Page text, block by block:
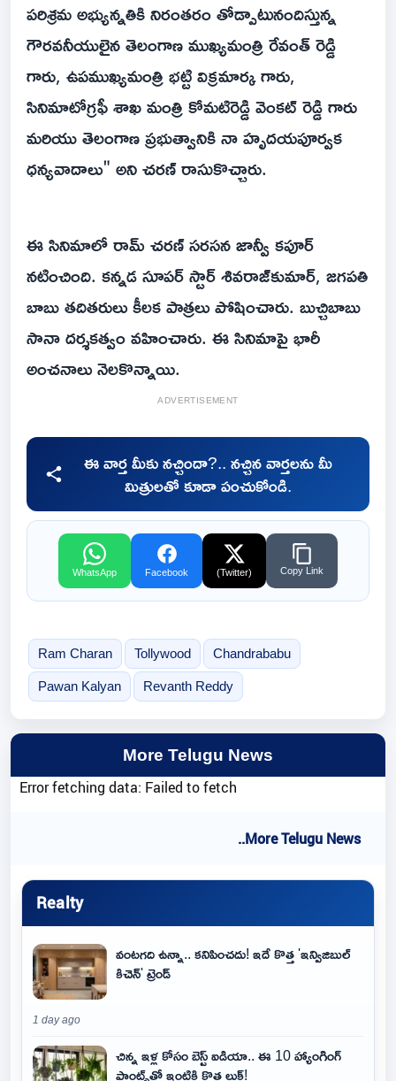
పరిశ్రమ అభ్యున్నతికి నిరంతరం తోడ్పాటునందిస్తున్న
గౌరవనీయులైన తెలంగాణ ముఖ్యమంత్రి రేవంత్ రెడ్డి
గారు, ఉపముఖ్యమంత్రి భట్టి విక్రమార్క గారు,
సినిమాటోగ్రఫీ శాఖ మంత్రి కోమటిరెడ్డి వెంకట్ రెడ్డి గారు
మరియు తెలంగాణ ప్రభుత్వానికి నా హృదయపూర్వక
ధన్యవాదాలు" అని చరణ్ రాసుకొచ్చారు.
ఈ సినిమాలో రామ్ చరణ్ సరసన జాన్వీ కపూర్
నటించింది. కన్నడ సూపర్ స్టార్ శివరాజ్‌కుమార్, జగపతి
బాబు తదితరులు కీలక పాత్రలు పోషించారు. బుచ్చిబాబు
సానా దర్శకత్వం వహించారు. ఈ సినిమాపై భారీ
అంచనాలు నెలకొన్నాయి.
ADVERTISEMENT
ఈ వార్త మీకు నచ్చిందా?.. నచ్చిన వార్తలను మీ
మిత్రులతో కూడా పంచుకోండి.
WhatsApp Facebook (Twitter) Copy Link
Ram Charan Tollywood Chandrababu
Pawan Kalyan Revanth Reddy
More Telugu News
Error fetching data: Failed to fetch
..More Telugu News
Realty
వంటగది ఉన్నా.. కనిపించదు! ఇదే కొత్త 'ఇన్విజిబుల్
కిచెన్' ట్రెండ్
1 day ago
చిన్న ఇళ్ల కోసం బెస్ట్ ఐడియా.. ఈ 10 హ్యాంగింగ్
ప్లాంట్స్‌తో ఇంటికి కొత్త లుక్!